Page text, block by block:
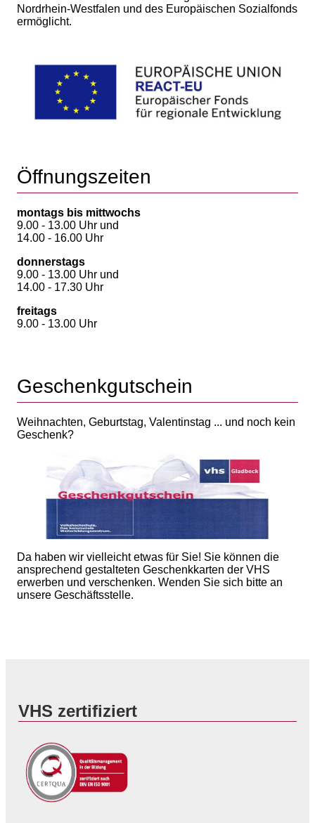
Nordrhein-Westfalen und des Europäischen Sozialfonds
ermöglicht.
Öffnungszeiten
montags bis mittwochs
9.00 - 13.00 Uhr und
14.00 - 16.00 Uhr
donnerstags
9.00 - 13.00 Uhr und
14.00 - 17.30 Uhr
freitags
9.00 - 13.00 Uhr
Geschenkgutschein
Weihnachten, Geburtstag, Valentinstag ... und noch kein
Geschenk?
Da haben wir vielleicht etwas für Sie! Sie können die
ansprechend gestalteten Geschenkkarten der VHS
erwerben und verschenken. Wenden Sie sich bitte an
unsere Geschäftsstelle.
VHS zertifiziert